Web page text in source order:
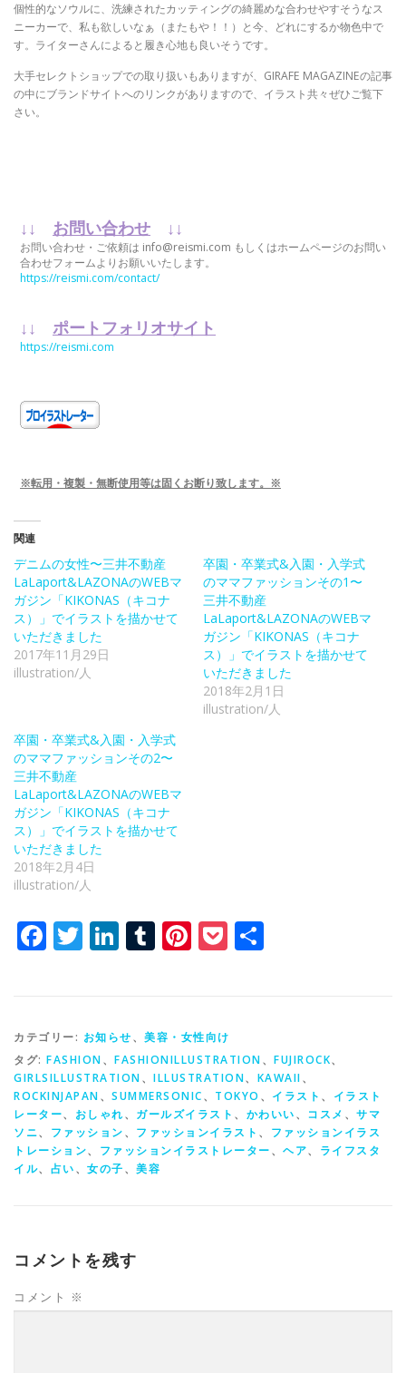
個性的なソウルに、洗練されたカッティングの綺麗めな合わせやすそうなス
ニーカーで、私も欲しいなぁ（またもや！！）と今、どれにするか物色中で
す。ライターさんによると履き心地も良いそうです。
大手セレクトショップでの取り扱いもありますが、GIRAFE MAGAZINEの記事
の中にブランドサイトへのリンクがありますので、イラスト共々ぜひご覧下
さい。
↓↓ お問い合わせ ↓↓
お問い合わせ・ご依頼は info@reismi.com もしくはホームページのお問い
合わせフォームよりお願いいたします。
https://reismi.com/contact/
↓↓ ポートフォリオサイト
https://reismi.com
※転用・複製・無断使用等は固くお断り致します。※
関連
デニムの女性〜三井不動産
LaLaport&LAZONAのWEBマ
ガジン「KIKONAS（キコナ
ス）」でイラストを描かせて
いただきました
2017年11月29日
illustration/人
卒園・卒業式&入園・入学式
のママファッションその1〜
三井不動産
LaLaport&LAZONAのWEBマ
ガジン「KIKONAS（キコナ
ス）」でイラストを描かせて
いただきました
2018年2月1日
illustration/人
卒園・卒業式&入園・入学式
のママファッションその2〜
三井不動産
LaLaport&LAZONAのWEBマ
ガジン「KIKONAS（キコナ
ス）」でイラストを描かせて
いただきました
2018年2月4日
illustration/人
Facebook
Twitter
LinkedIn
Tumblr
Pinterest
Pocket
カテゴリー: お知らせ、 美容・女性向け
タグ: FASHION、 FASHIONILLUSTRATION、 FUJIROCK、
GIRLSILLUSTRATION、 ILLUSTRATION、 KAWAII、
ROCKINJAPAN、 SUMMERSONIC、 TOKYO 、 イラスト 、 イラスト
レーター、 おしゃれ、 ガールズイラスト 、 かわいい、 コスメ 、 サマ
ソニ、 ファッション、 ファッションイラスト 、 ファッションイラス
トレーション、 ファッションイラストレーター、 ヘア、 ライフスタ
イル、 占い、 女の子、 美容
コメントを残す
コメント ※